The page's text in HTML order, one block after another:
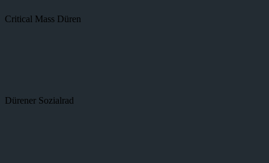
Critical Mass Düren
Dürener Sozialrad